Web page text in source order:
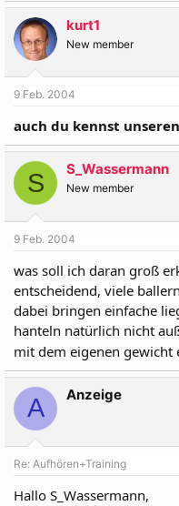
kurt1
New member
9 Feb. 2004
auch du kennst
S S_Wassermann
New member
9 Feb. 2004
was soll ich daran groß
entscheidend, viele
dabei bringen einfache
hanteln natürlich nicht
mit dem eigenen gewicht
A Anzeige
Re: Aufhören+Training
Hallo S_Wassermann,